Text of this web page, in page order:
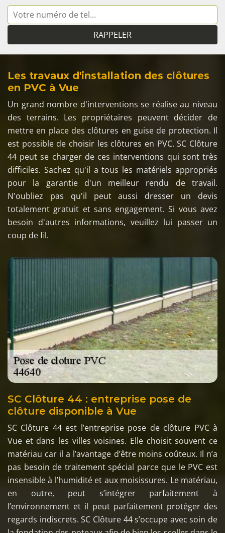
Les travaux d'installation des clôtures
en PVC à Vue
Un grand nombre d'interventions se réalise au niveau
des terrains. Les propriétaires peuvent décider de
mettre en place des clôtures en guise de protection. Il
est possible de choisir les clôtures en PVC. SC Clôture
44 peut se charger de ces interventions qui sont très
difficiles. Sachez qu'il a tous les matériels appropriés
pour la garantie d'un meilleur rendu de travail.
N'oubliez pas qu'il peut aussi dresser un devis
totalement gratuit et sans engagement. Si vous avez
besoin d'autres informations, veuillez lui passer un
coup de fil.
SC Clôture 44 : entreprise pose de
clôture disponible à Vue
SC Clôture 44 est l’entreprise pose de clôture PVC à
Vue et dans les villes voisines. Elle choisit souvent ce
matériau car il a l’avantage d’être moins coûteux. Il n’a
pas besoin de traitement spécial parce que le PVC est
insensible à l’humidité et aux moisissures. Le matériau,
en outre, peut s’intégrer parfaitement à
l’environnement et il peut parfaitement protéger des
regards indiscrets. SC Clôture 44 s’occupe avec soin de